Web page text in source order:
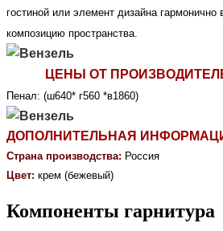
гостиной или элемент дизайна
композицию пространства.
ЦЕНЫ ОТ
Пенал: (ш640* г560 *в1860)
ДОПОЛНИТЕЛЬНАЯ
Страна производства: Россия
Цвет: крем (бежевый)
Компоненты гарнитура